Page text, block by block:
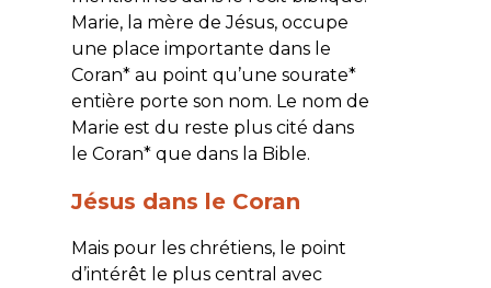
Marie, la mère de Jésus, occupe
une place importante dans le
Coran* au point qu’une sourate*
entière porte son nom. Le nom de
Marie est du reste plus cité dans
le Coran* que dans la Bible.
Jésus dans le Coran
Mais pour les chrétiens, le point
d’intérêt le plus central avec